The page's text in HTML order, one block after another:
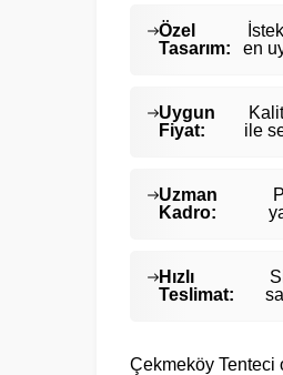
Özel
Tasarım:
en
Uygun
Fiyat:
ile
Uzman
Kadro:
Hızlı
Teslimat:
Çekmeköy Tenteci